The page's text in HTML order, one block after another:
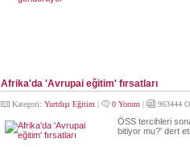
Afrika'da 'Avrupai eğitim' fırsatları
Kategori: Yurtdışı Eğitim | 0 Yorum | 963444
ÖSS tercihleri
bitiyor mu?' dert